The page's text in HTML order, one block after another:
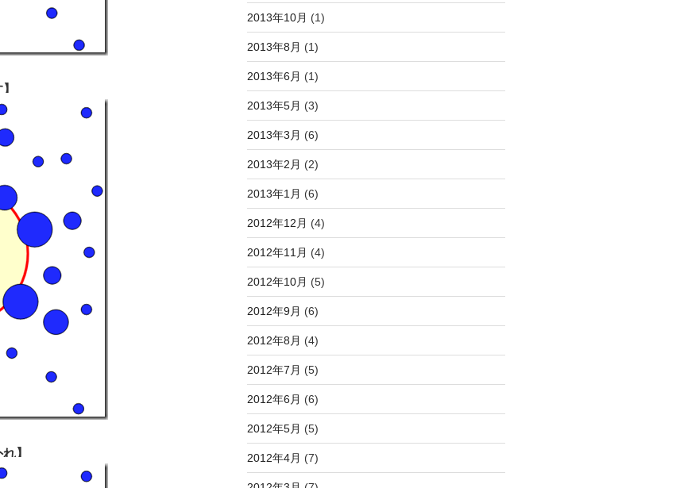
】
2013年10月 (1)
2013年8月 (1)
2013年6月 (1)
2013年5月 (3)
2013年3月 (6)
2013年2月 (2)
2013年1月 (6)
2012年12月 (4)
2012年11月 (4)
2012年10月 (5)
2012年9月 (6)
2012年8月 (4)
2012年7月 (5)
2012年6月 (6)
2012年5月 (5)
2012年4月 (7)